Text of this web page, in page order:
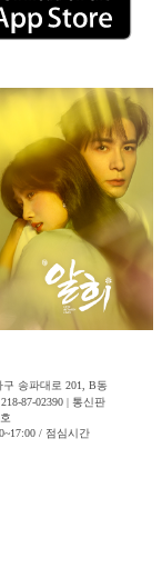
송파대로 201, B동
87-02390 | 통신판
/ 점심시간